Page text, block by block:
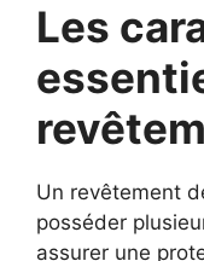
Les
Un revêtement
posséder
assurer une